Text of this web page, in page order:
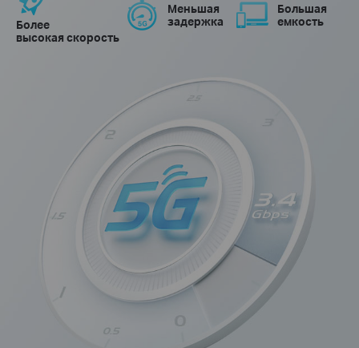
Более
высокая скорость
Меньшая
задержка
Большая
емкость